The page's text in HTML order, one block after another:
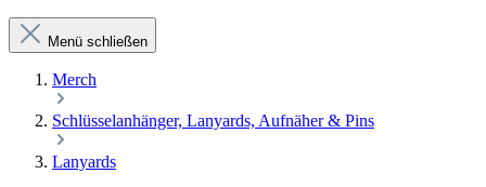
Menü schließen
Merch
Schlüsselanhänger, Lanyards, Aufnäher & Pins
Lanyards